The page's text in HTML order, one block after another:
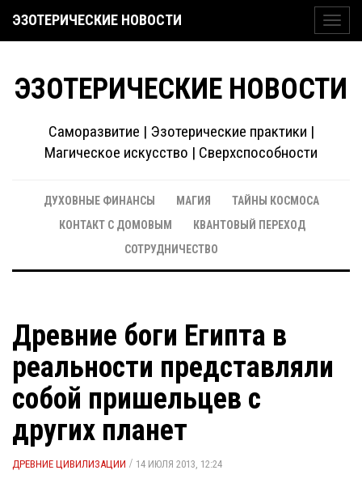
ЭЗОТЕРИЧЕСКИЕ НОВОСТИ
ЭЗОТЕРИЧЕСКИЕ НОВОСТИ
Саморазвитие | Эзотерические практики |
Магическое искусство | Сверхспособности
ДУХОВНЫЕ ФИНАНСЫ МАГИЯ
ТАЙНЫ КОСМОСА
КОНТАКТ С ДОМОВЫМ
КВАНТОВЫЙ ПЕРЕХОД
СОТРУДНИЧЕСТВО
Древние боги Египта в
реальности представляли
собой пришельцев с
других планет
ДРЕВНИЕ ЦИВИЛИЗАЦИИ / 14 ИЮЛЯ 2013, 12:24